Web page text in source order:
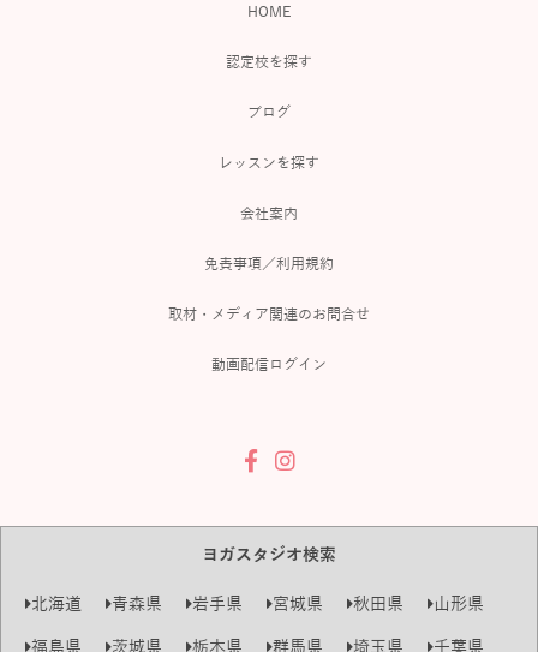
HOME
認定校を探す
ブログ
レッスンを探す
会社案内
免責事項／利用規約
取材・メディア関連のお問合せ
動画配信ログイン
ヨガスタジオ検索
北海道 青森県 岩手県 宮城県 秋田県
山形県
福島県
茨城県 栃木県 群馬県 埼玉県 千葉県